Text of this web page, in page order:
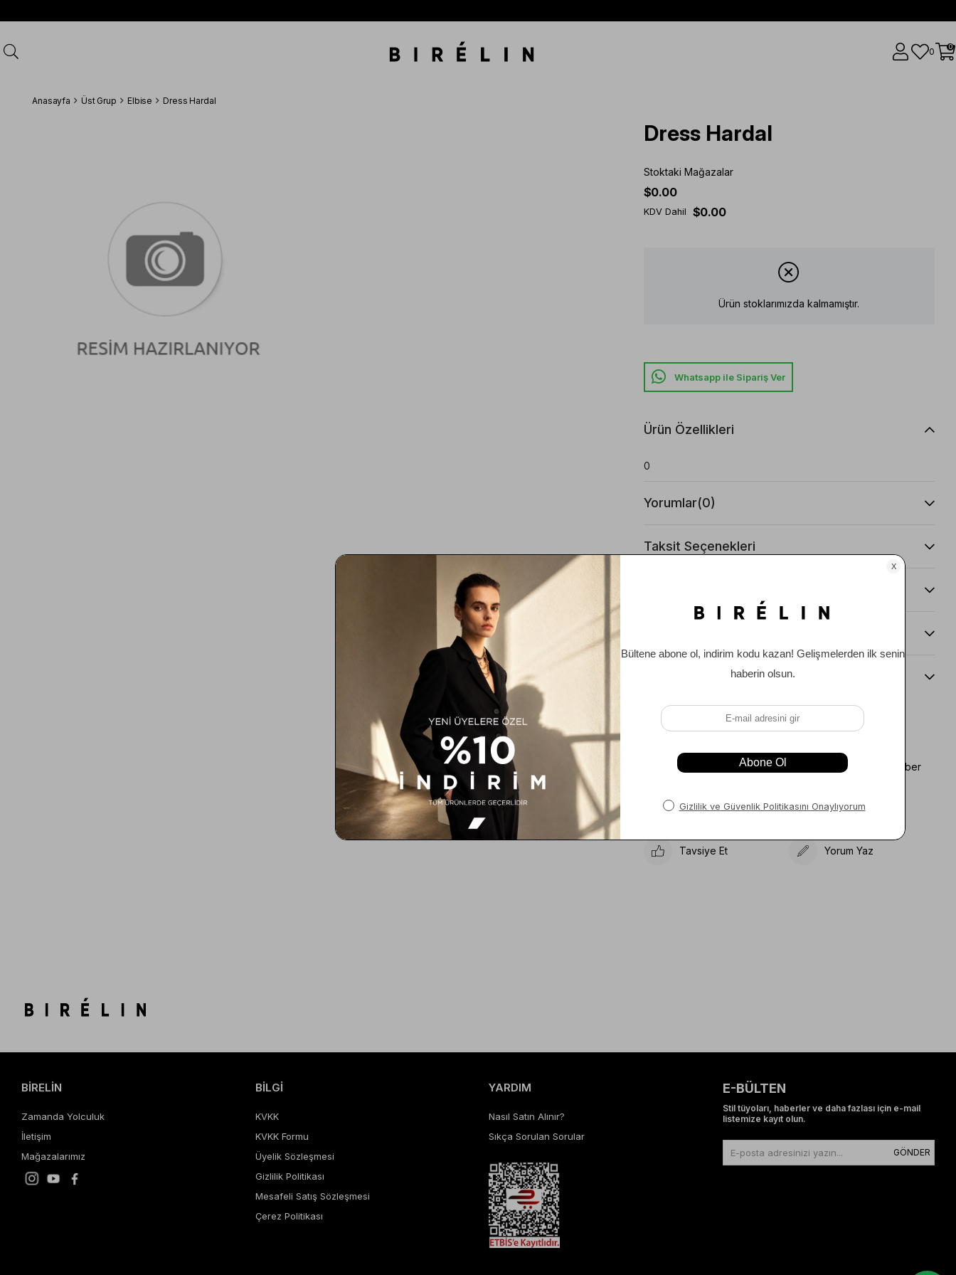
0 0
Anasayfa Üst Grup Elbise Dress Hardal
Dress Hardal
Stoktaki Mağazalar
$0.00
KDV Dahil $0.00
Ürün stoklarımızda kalmamıştır.
Whatsapp ile Sipariş Ver
Ürün Özellikleri
0
Yorumlar(0)
Taksit Seçenekleri
Beden Kılavuzu
Favorilere Ekle Koleksiyona Ekle
Karşılaştır
Fiyat Düşünce Haber
Gelince Haber Ver
Tavsiye Et Yorum Yaz
BİRELİN
Zamanda Yolculuk
İletişim
Mağazalarımız
BİLGİ
KVKK
KVKK Formu
Üyelik Sözleşmesi
Gizlilik Politikası
Mesafeli Satış Sözleşmesi
Çerez Politikası
YARDIM
Nasıl Satın Alınır?
Sıkça Sorulan Sorular
E-BÜLTEN
Stil tüyoları, haberler ve daha fazlası için e-mail
listemize kayıt olun.
GÖNDER